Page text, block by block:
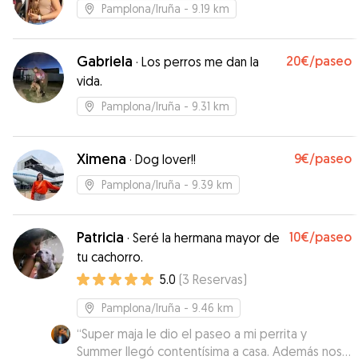
pirata Marta”
Pamplona/Iruña - 9.19 km
Gabriela · Los perros me dan la
vida.
20€/paseo
Pamplona/Iruña - 9.31 km
Ximena · Dog lover!! 9€/paseo
Pamplona/Iruña - 9.39 km
Patricia · Seré la hermana mayor de
tu cachorro.
10€/paseo
5.0 (3 Reservas)
Pamplona/Iruña - 9.46 km
“Super maja le dio el paseo a mi perrita y
Summer llegó contentísima a casa. Además nos